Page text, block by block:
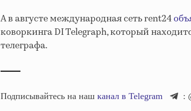
А в августе международная сеть rent24
коворкинга DI Telegraph, который
телеграфа.
Подписывайтесь на наш канал в Telegram :